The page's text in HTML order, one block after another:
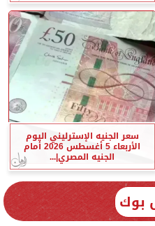
سعر الجنيه الإسترليني اليوم
الأربعاء 5 أغسطس 2026 أمام
الجنيه المصري|...
بوك